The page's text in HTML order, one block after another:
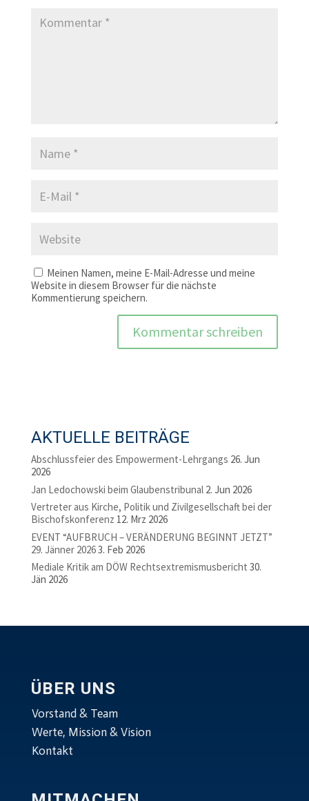
Meinen Namen, meine E-Mail-Adresse und meine
Website in diesem Browser für die nächste
Kommentierung speichern.
AKTUELLE BEITRÄGE
Abschlussfeier des Empowerment-Lehrgangs 26. Jun
2026
Jan Ledochowski beim Glaubenstribunal 2. Jun 2026
Vertreter aus Kirche, Politik und Zivilgesellschaft bei der
Bischofskonferenz 12. Mrz 2026
EVENT “AUFBRUCH – VERÄNDERUNG BEGINNT JETZT”
29. Jänner 20263. Feb 2026
Mediale Kritik am DÖW Rechtsextremismusbericht 30.
Jän 2026
ÜBER UNS
Vorstand & Team
Werte, Mission & Vision
Kontakt